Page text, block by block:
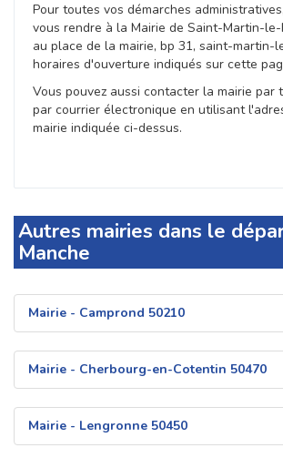
Pour toutes vos démarches
vous rendre à la Mairie de Saint-Martin-
au place de la mairie, bp 31, saint-martin-
horaires d'ouverture indiqués sur cette
Vous pouvez aussi contacter la mairie par
par courrier électronique en utilisant
mairie indiquée ci-dessus.
Autres mairies dans le
Manche
Mairie - Camprond 50210
Mairie - Cherbourg-en-Cotentin 50470
Mairie - Lengronne 50450